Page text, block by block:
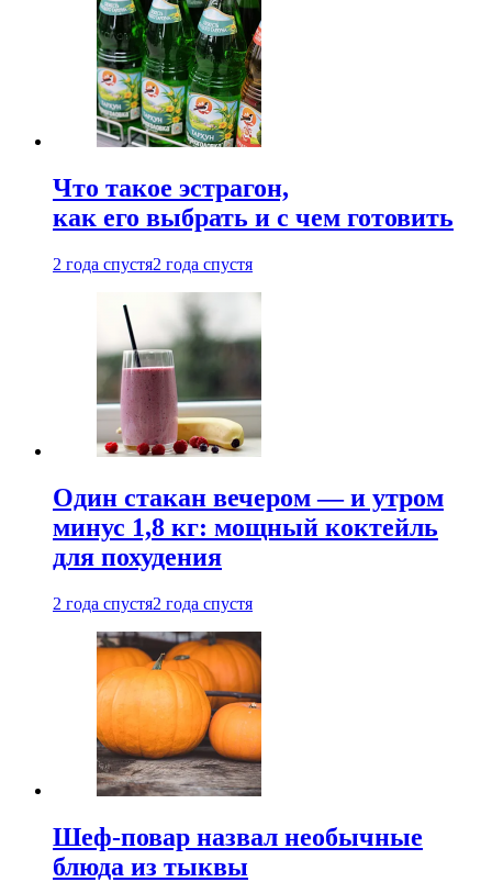
Что такое эстрагон,
как его выбрать и с чем готовить
2 года спустя2 года спустя
Один стакан вечером — и утром
минус 1,8 кг: мощный коктейль
для похудения
2 года спустя2 года спустя
Шеф-повар назвал необычные
блюда из тыквы